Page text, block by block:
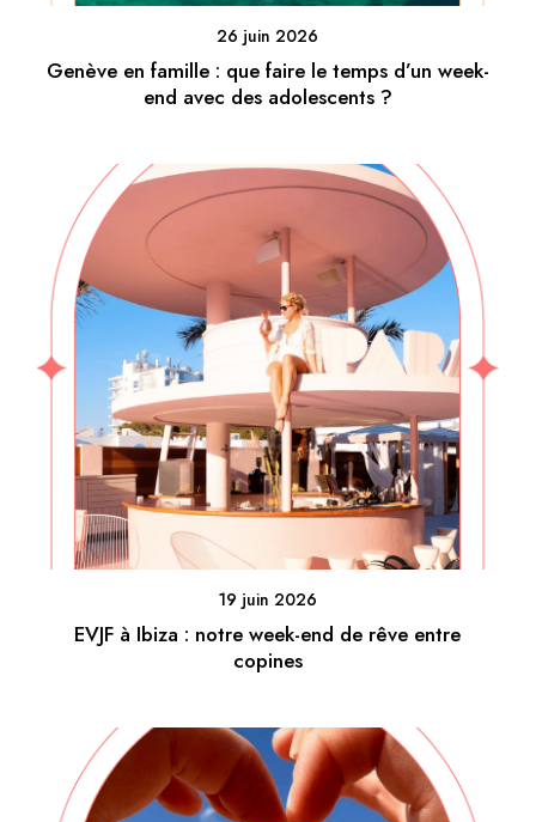
26 juin 2026
Genève en famille : que faire le temps d’un week-
end avec des adolescents ?
19 juin 2026
EVJF à Ibiza : notre week-end de rêve entre
copines